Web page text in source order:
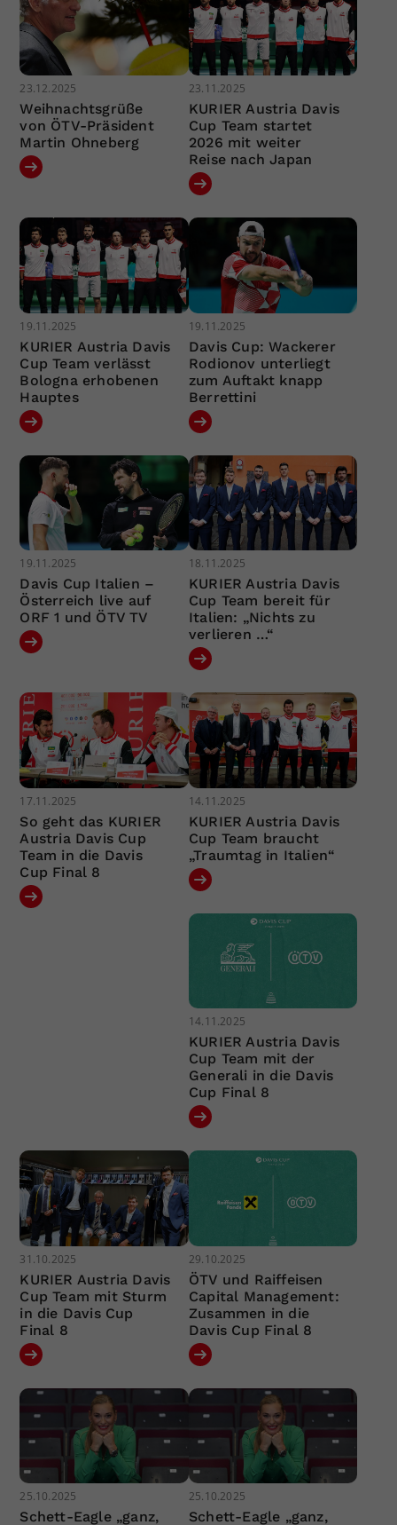
23.12.2025
Weihnachtsgrüße
von ÖTV-Präsident
Martin Ohneberg
23.11.2025
KURIER Austria Davis
Cup Team startet
2026 mit weiter
Reise nach Japan
19.11.2025
KURIER Austria Davis
Cup Team verlässt
Bologna erhobenen
Hauptes
19.11.2025
Davis Cup: Wackerer
Rodionov unterliegt
zum Auftakt knapp
Berrettini
19.11.2025
Davis Cup Italien –
Österreich live auf
ORF 1 und ÖTV TV
18.11.2025
KURIER Austria Davis
Cup Team bereit für
Italien: „Nichts zu
verlieren …“
17.11.2025
So geht das KURIER
Austria Davis Cup
Team in die Davis
Cup Final 8
14.11.2025
KURIER Austria Davis
Cup Team braucht
„Traumtag in Italien“
14.11.2025
KURIER Austria Davis
Cup Team mit der
Generali in die Davis
Cup Final 8
31.10.2025
KURIER Austria Davis
Cup Team mit Sturm
in die Davis Cup
Final 8
29.10.2025
ÖTV und Raiffeisen
Capital Management:
Zusammen in die
Davis Cup Final 8
25.10.2025
Schett-Eagle „ganz,
25.10.2025
Schett-Eagle „ganz,